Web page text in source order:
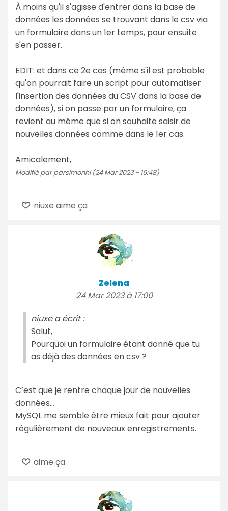
À moins qu'il s'agisse d'entrer dans la base de
données les données se trouvant dans le csv via
un formulaire dans un 1er temps, pour ensuite
s'en passer.
EDIT: et dans ce 2e cas (même s'il est probable
qu'on pourrait faire un script pour automatiser
l'insertion des données du CSV dans la base de
données), si on passe par un formulaire, ça
revient au même que si on souhaite saisir de
nouvelles données comme dans le 1er cas.
Amicalement,
Modifié par parsimonhi (24 Mar 2023 - 16:48)
niuxe aime ça
Zelena
24 Mar 2023 à 17:00
niuxe a écrit :
Salut,
Pourquoi un formulaire étant donné que tu
as déjà des données en csv ?
C’est que je rentre chaque jour de nouvelles
données…
MySQL me semble être mieux fait pour ajouter
régulièrement de nouveaux enregistrements.
aime ça